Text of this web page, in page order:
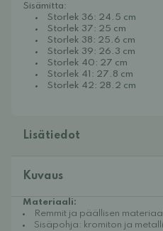
Sisämitta:
Storlek 36: 24.5 cm
Storlek 37: 25 cm
Storlek 38: 25.6 cm
Storlek 39: 26.3 cm
Storlek 40: 27 cm
Storlek 41: 27.8 cm
Storlek 42: 28.2 cm
Lisätiedot
Kuvaus
Materiaali:
Remmit ja päällisen
Sisäpohja: kromiton ja